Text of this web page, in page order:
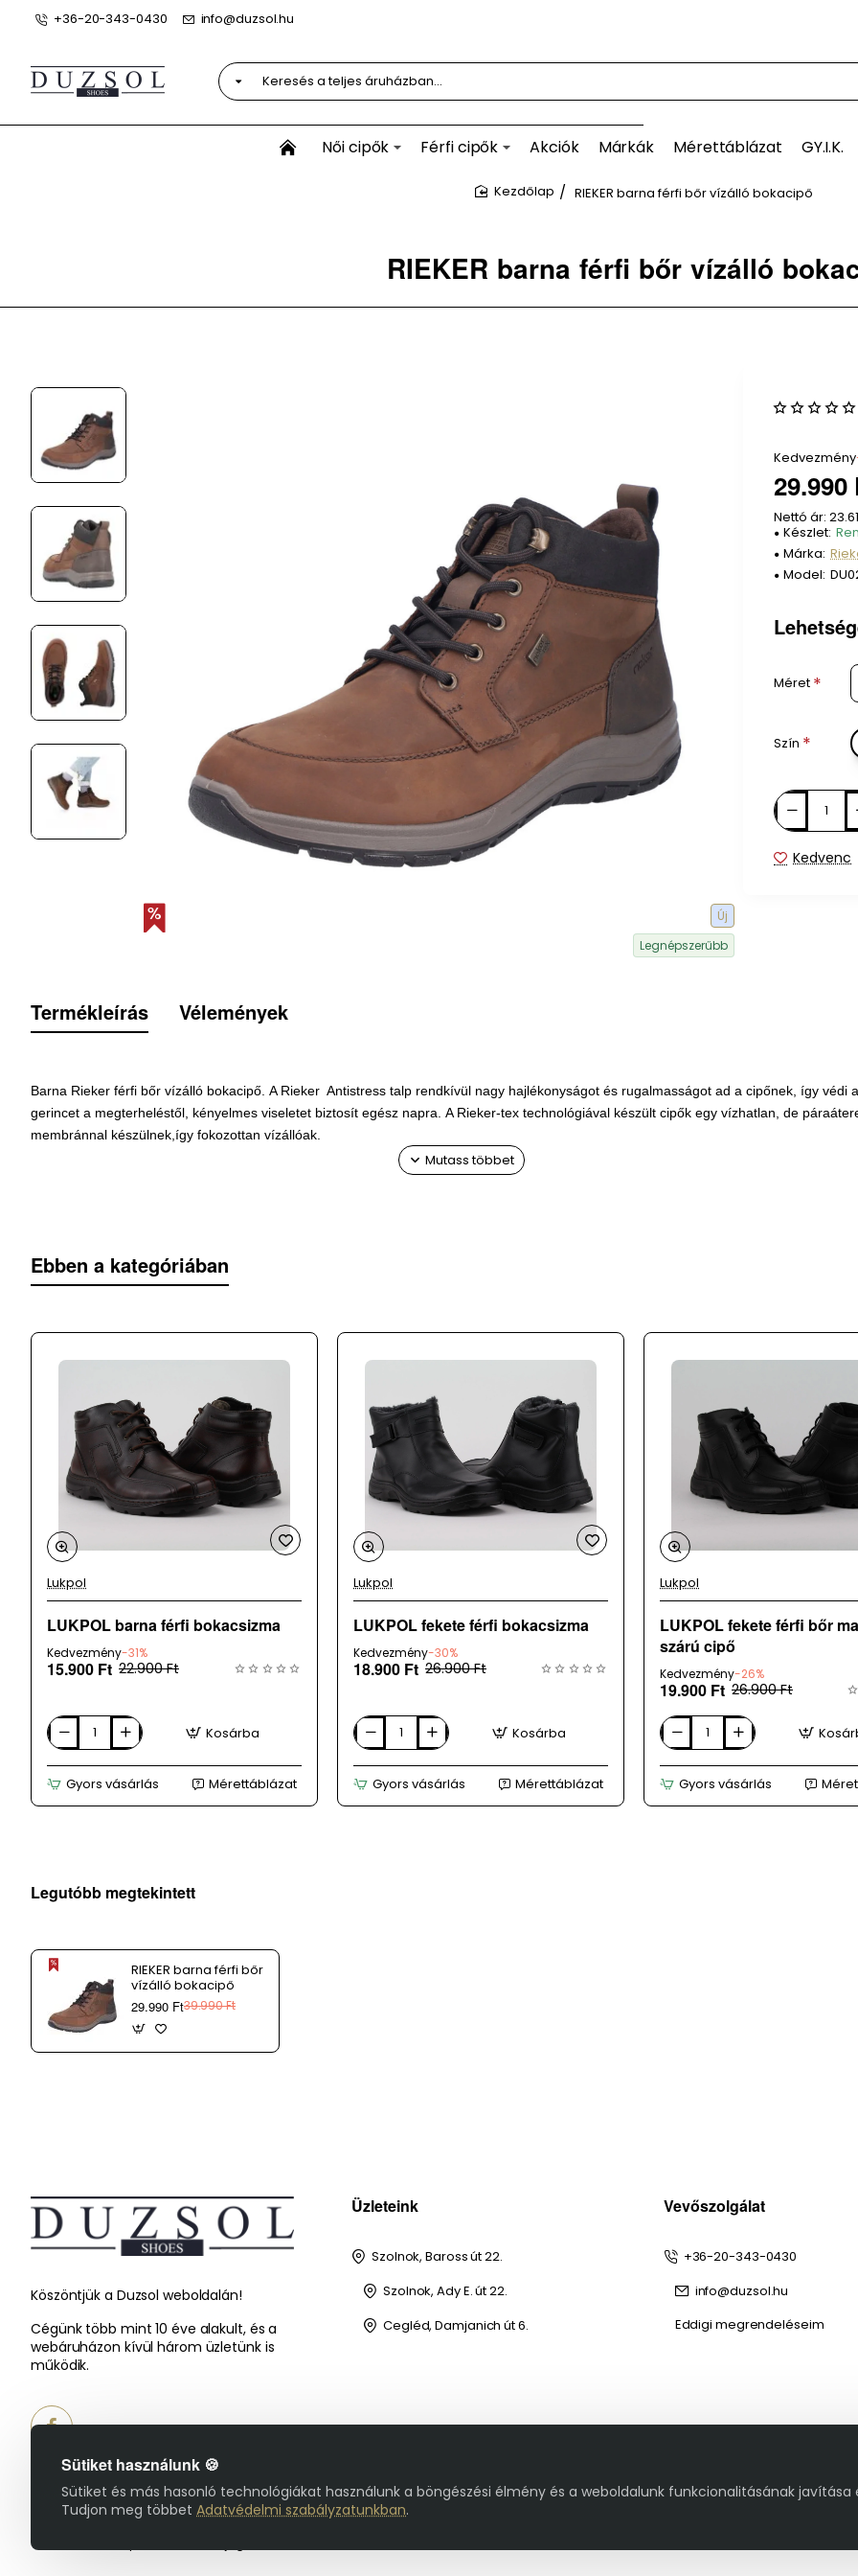
Sütiket használunk 🍪
Sütiket és más hasonló technológiákat használunk a böngészési élmény és a weboldalunk funkcionalitásának javítása
Tudjon meg többet Adatvédelmi szabályzatunkban.
+36-20-343-0430 info@duzsol.hu
Keresés
a
Női cipők Férfi cipők Akciók Márkák Mérettáblázat GY.I.K.
RIEKER barna férfi bőr vízálló
RIEKER barna férfi bőr vízálló bokacipő
Új
Legnépszerűbb
Kedvezmény
29.990
Nettó ár:
Készlet:
Márka:
Model:
Méret
Szín
Kedvenc
Termékleírás Vélemények
Barna Rieker férfi bőr vízálló bokacipő. A Rieker Antistress talp rendkívül nagy hajlékonyságot és rugalmasságot ad a cipőnek, így védi a
gerincet a megterheléstől, kényelmes viseletet biztosít egész napra. A Rieker-tex technológiával készült cipők egy vízhatlan, de
membránnal készülnek, így fokozottan vízállóak.
Talpmagasság:2 cm
Belsőrész : textil
: szintetikus
Származási hely: Németország
A webáruházunk mellett üzletként is működünk, az adatok 24 óránként kerülnek frissítésre, így ritkán, de előfordulhat, hogy
megrendelt terméket időközben eladtuk.
Ebben a kategóriában
Lukpol
LUKPOL barna férfi bokacsizma
Kedvezmény-31%
15.900 Ft 22.900 Ft
LUKPOL
barna
férfi
bokacsizma
Kosárba
Gyors vásárlás Mérettáblázat
Lukpol
LUKPOL fekete férfi bokacsizma
Kedvezmény-30%
18.900 Ft 26.900 Ft
LUKPOL
fekete
férfi
bokacsizma
Kosárba
Gyors vásárlás Mérettáblázat
Lukpol
LUKPOL fekete férfi bőr magas
szárú cipő
Kedvezmény-26%
19.900 Ft 26.900 Ft
LUKPOL
fekete
férfi
bőrGyors vásárlás
Legutóbb megtekintett
RIEKER barna férfi bőr
vízálló bokacipő
29.990 Ft39.990 Ft
Köszöntjük a Duzsol weboldalán!
Cégünk több mint 10 éve alakult, és a
webáruházon kívül három üzletünk is
működik.
Üzleteink
Szolnok, Baross út 22.
Szolnok, Ady E. út 22.
Cegléd, Damjanich út 6.
Vevőszolgálat
+36-20-343-0430
info@duzsol.hu
Eddigi megrendeléseim
© 2025 Duzsol Cipőbolt - Minden jog fenntartva!